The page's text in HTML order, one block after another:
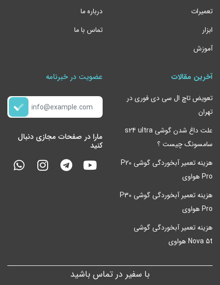
تعمیرات
ابزار
آموزش
درباره ما
تماس با ما
آخرین مقالات
تعویض تاچ ال سی دی فوری در
تهران
علت داغ شدن گوشی s24 ultra
سامسونگ چیست ؟
هزینه تعمیر آبخوردگی گوشی P20
Pro هواوی
هزینه تعمیر آبخوردگی گوشی P30
Pro هواوی
هزینه تعمیر آبخوردگی گوشی
Nova 5t هواوی
عضویت در خبرنامه
مارا در صفحات مجازی دنبال
کنید
با سفیر در تماس باشید